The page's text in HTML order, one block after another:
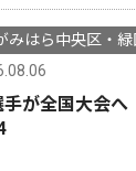
みはら中央区・緑
手が全国大会